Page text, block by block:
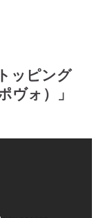
ッピング
ヴォ）」